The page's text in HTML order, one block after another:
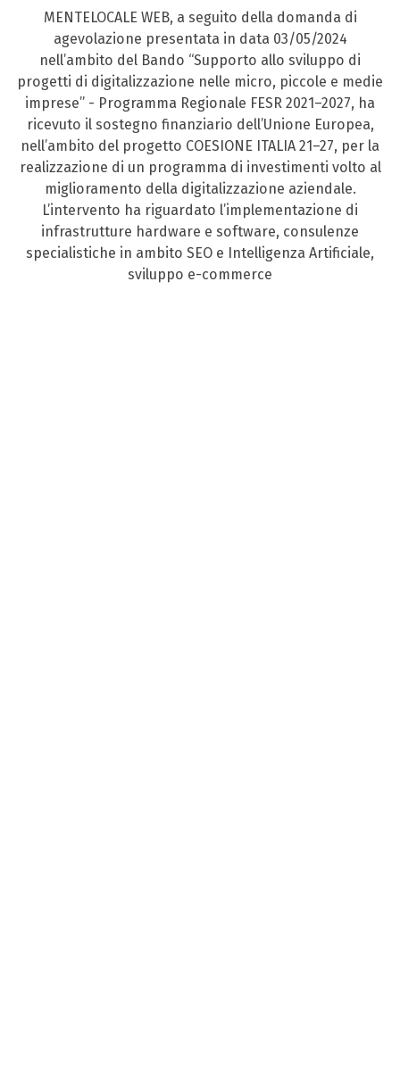
MENTELOCALE WEB, a seguito della domanda di
agevolazione presentata in data 03/05/2024
nell’ambito del Bando “Supporto allo sviluppo di
progetti di digitalizzazione nelle micro, piccole e medie
imprese” - Programma Regionale FESR 2021–2027, ha
ricevuto il sostegno finanziario dell’Unione Europea,
nell’ambito del progetto COESIONE ITALIA 21–27, per la
realizzazione di un programma di investimenti volto al
miglioramento della digitalizzazione aziendale.
L’intervento ha riguardato l’implementazione di
infrastrutture hardware e software, consulenze
specialistiche in ambito SEO e Intelligenza Artificiale,
sviluppo e-commerce